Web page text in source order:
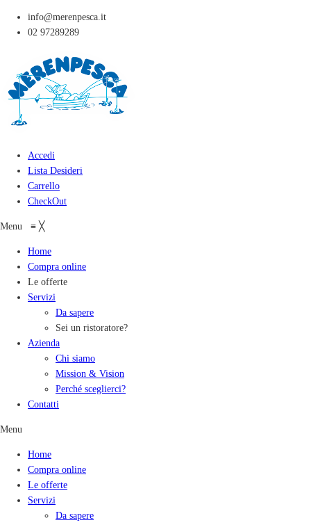
info@merenpesca.it
02 97289289
Accedi
Lista Desideri
Carrello
CheckOut
Menu ≡ ╳
Home
Compra online
Le offerte
Servizi
Da sapere
Sei un ristoratore?
Azienda
Chi siamo
Mission & Vision
Perché sceglierci?
Contatti
Menu
Home
Compra online
Le offerte
Servizi
Da sapere